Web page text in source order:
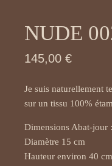
NUDE
145,00€
Je suis naturellement
sur un tissu 100%
Dimensions Abat-jour :
Diamètre 15 cm
Hauteur environ 40 cm